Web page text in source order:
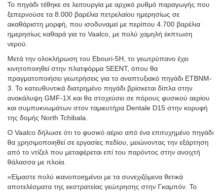
Το πηγάδι τέθηκε σε λειτουργία με αρχικό ρυθμό παραγωγής που
ξεπερνούσε τα 8.000 βαρέλια πετρελαίου ημερησίως σε
ακαθάριστη μορφή, που ισοδυναμεί με περίπου 4.700 βαρέλια
ημερησίως καθαρά για το Vaalco, με πολύ χαμηλή έκπτωση
νερού.
Μετά την ολοκλήρωση του Ebouri-5H, το γεωτρύπανο έχει
κινητοποιηθεί στην πλατφόρμα SEENT, όπου θα
πραγματοποιήσει γεωτρήσεις για το αναπτυξιακό πηγάδι ETBNM-
3. Το κατευθυντικά διατρημένο πηγάδι βρίσκεται δίπλα στην
ανακάλυψη GMF-1X και θα στοχεύσει σε πόρους φυσικού αερίου
και συμπυκνωμάτων στον ταμιευτήρα Dentale D15 στην κορυφή
της δομής North Tchibala.
Ο Vaalco δήλωσε ότι το φυσικό αέριο από ένα επιτυχημένο πηγάδι
θα χρησιμοποιηθεί σε εργασίες πεδίου, μειώνοντας την εξάρτηση
από το ντίζελ που μεταφέρεται επί του παρόντος στην ανοιχτή
θάλασσα με πλοία.
«Είμαστε πολύ ικανοποιημένοι με τα συνεχιζόμενα θετικά
αποτελέσματα της εκστρατείας γεώτρησης στην Γκαμπόν. Το